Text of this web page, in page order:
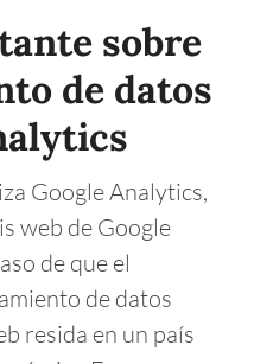
sobre
de datos
Google Analytics,
web de Google
de que el
de datos
resida en un país